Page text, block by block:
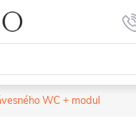
WC + modul